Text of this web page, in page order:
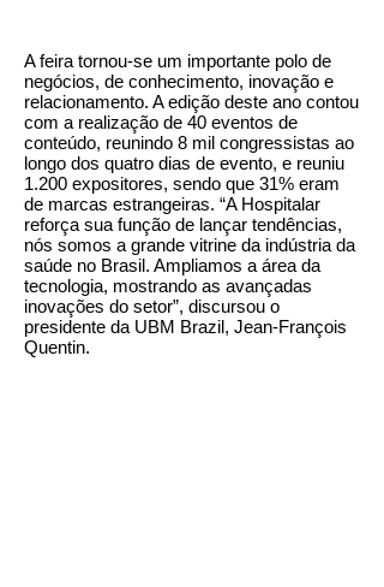
A feira tornou-se um importante polo de
negócios, de conhecimento, inovação e
relacionamento. A edição deste ano contou
com a realização de 40 eventos de
conteúdo, reunindo 8 mil congressistas ao
longo dos quatro dias de evento, e reuniu
1.200 expositores, sendo que 31% eram
de marcas estrangeiras. “A Hospitalar
reforça sua função de lançar tendências,
nós somos a grande vitrine da indústria da
saúde no Brasil. Ampliamos a área da
tecnologia, mostrando as avançadas
inovações do setor”, discursou o
presidente da UBM Brazil, Jean-François
Quentin.